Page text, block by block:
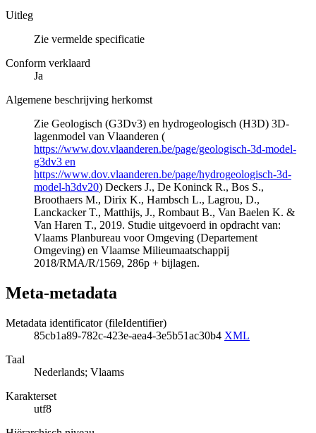
Uitleg
Zie vermelde specificatie
Conform verklaard
Ja
Algemene beschrijving herkomst
Zie Geologisch (G3Dv3) en hydrogeologisch (H3D) 3D-
lagenmodel van Vlaanderen (
https://www.dov.vlaanderen.be/page/geologisch-3d-model-
g3dv3 en
https://www.dov.vlaanderen.be/page/hydrogeologisch-3d-
model-h3dv20) Deckers J., De Koninck R., Bos S.,
Broothaers M., Dirix K., Hambsch L., Lagrou, D.,
Lanckacker T., Matthijs, J., Rombaut B., Van Baelen K. &
Van Haren T., 2019. Studie uitgevoerd in opdracht van:
Vlaams Planbureau voor Omgeving (Departement
Omgeving) en Vlaamse Milieumaatschappij
2018/RMA/R/1569, 286p + bijlagen.
Meta-metadata
Metadata identificator (fileIdentifier)
85cb1a89-782c-423e-aea4-3e5b51ac30b4 XML
Taal
Nederlands; Vlaams
Karakterset
utf8